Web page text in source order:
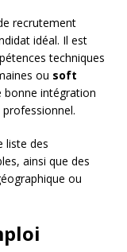
recrutement
idéal. Il est
techniques
ou soft
bonne intégration
liste des
ainsi que des
ou